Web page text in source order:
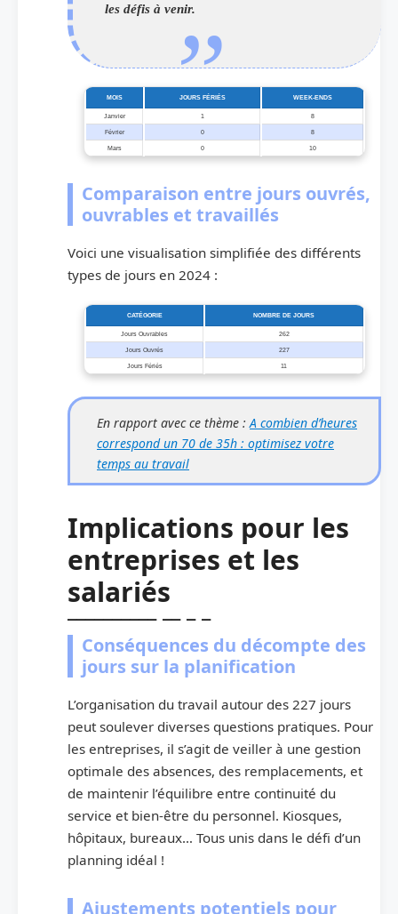
les défis à venir.
MOIS JOURS FÉRIÉS WEEK-ENDS
Janvier 1 8
Février 0 8
Mars 0 10
Comparaison entre jours ouvrés,
ouvrables et travaillés
Voici une visualisation simplifiée des différents
types de jours en 2024 :
CATÉGORIE NOMBRE DE JOURS
Jours Ouvrables 262
Jours Ouvrés 227
Jours Fériés 11
En rapport avec ce thème :A combien d’heures
correspond un 70 de 35h : optimisez votre
temps au travail
Implications pour les
entreprises et les
salariés
Conséquences du décompte des
jours sur la planification
L’organisation du travail autour des 227 jours
peut soulever diverses questions pratiques. Pour
les entreprises, il s’agit de veiller à une gestion
optimale des absences, des remplacements, et
de maintenir l’équilibre entre continuité du
service et bien-être du personnel. Kiosques,
hôpitaux, bureaux… Tous unis dans le défi d’un
planning idéal !
Ajustements potentiels pour